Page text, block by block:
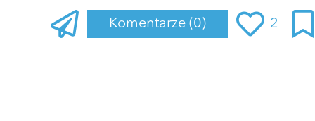
Komentarze (0) 2